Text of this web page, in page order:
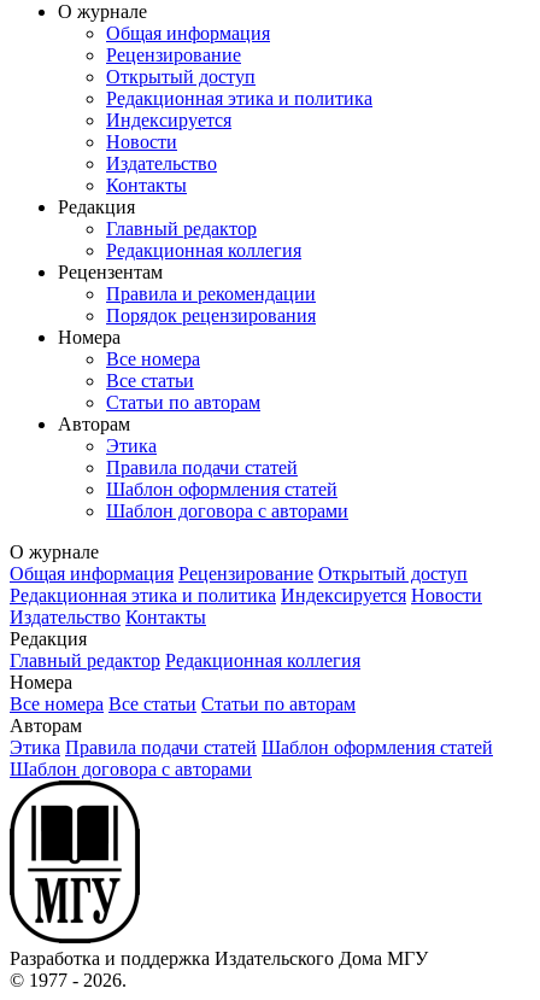
О журнале
Общая информация
Рецензирование
Открытый доступ
Редакционная этика и политика
Индекcируется
Новости
Издательство
Контакты
Редакция
Главный редактор
Редакционная коллегия
Рецензентам
Правила и рекомендации
Порядок рецензирования
Номера
Все номера
Все статьи
Статьи по авторам
Авторам
Этика
Правила подачи статей
Шаблон оформления статей
Шаблон договора с авторами
О журнале
Общая информация Рецензирование Открытый доступ
Редакционная этика и политика Индекcируется Новости
Издательство Контакты
Редакция
Главный редактор Редакционная коллегия
Номера
Все номера Все статьи Статьи по авторам
Авторам
Этика Правила подачи статей Шаблон оформления статей
Шаблон договора с авторами
Разработка и поддержка Издательского Дома МГУ
© 1977 - 2026.